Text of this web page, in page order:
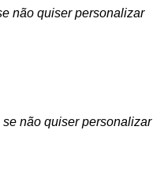
não quiser personalizar
não quiser personalizar